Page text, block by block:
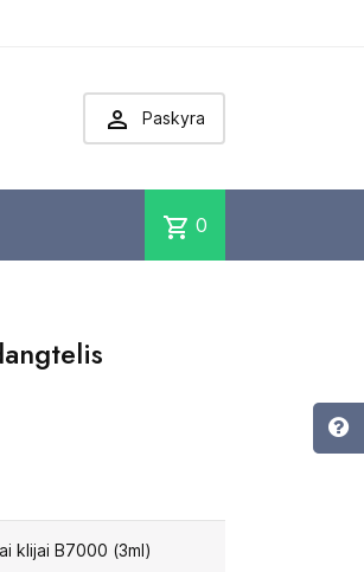
 Paskyra
shopping_cart 0
klijai B7000 (3ml)